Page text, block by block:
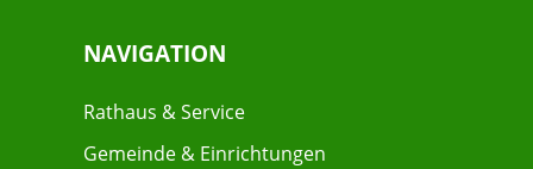
NAVIGATION
Rathaus & Service
Gemeinde & Einrichtungen